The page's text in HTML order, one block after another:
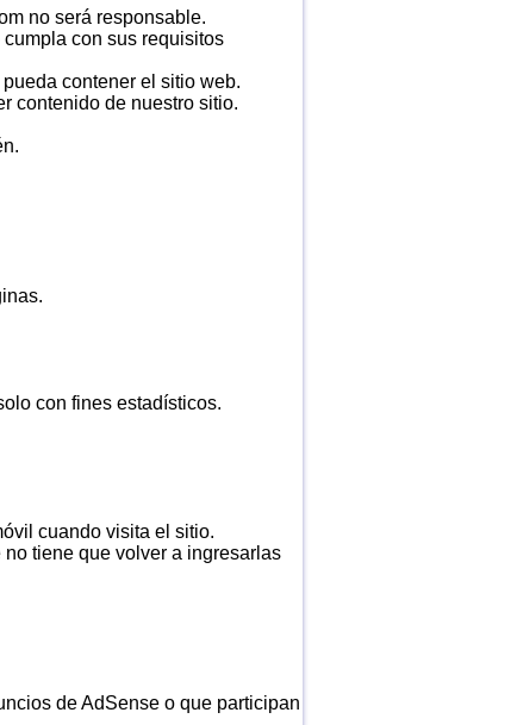
no será responsable.
con sus requisitos
contener el sitio web.
contenido de nuestro sitio.
con fines estadísticos.
cuando visita el sitio.
tiene que volver a ingresarlas
de AdSense o que participan